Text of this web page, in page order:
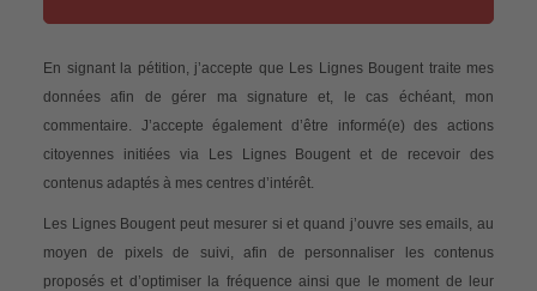
En signant la pétition, j’accepte que Les Lignes Bougent traite mes
données afin de gérer ma signature et, le cas échéant, mon
commentaire. J’accepte également d’être informé(e) des actions
citoyennes initiées via Les Lignes Bougent et de recevoir des
contenus adaptés à mes centres d’intérêt.
Les Lignes Bougent peut mesurer si et quand j’ouvre ses emails, au
moyen de pixels de suivi, afin de personnaliser les contenus
proposés et d’optimiser la fréquence ainsi que le moment de leur